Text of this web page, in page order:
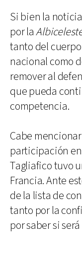
Si bien la
por la
tanto del
nacional como
remover al
que pueda
competencia.
Cabe
participación
Tagliafico tuvo
Francia. Ante
de la lista de
tanto por la
por saber si